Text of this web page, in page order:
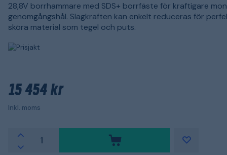
28,8V borrhammare med SDS+ borrfäste för kraftigare
genomgångshål. Slagkraften kan enkelt reduceras för
sköra material som tegel och puts.
15 454 kr
Inkl. moms